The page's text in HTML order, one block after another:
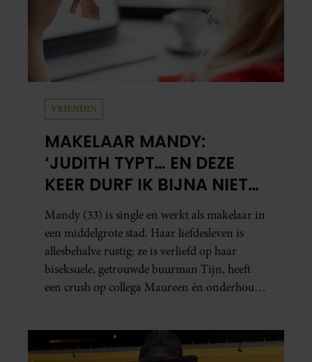
VRIENDIN
MAKELAAR MANDY:
‘JUDITH TYPT… EN DEZE
KEER DURF IK BIJNA NIET
TE LEZEN WAT ER KOMT’
Mandy (33) is single en werkt als makelaar in
een middelgrote stad. Haar liefdesleven is
allesbehalve rustig: ze is verliefd op haar
biseksuele, getrouwde buurman Tijn, heeft
een crush op collega Maureen én onderhoudt